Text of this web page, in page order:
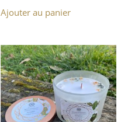
Ajouter au panier